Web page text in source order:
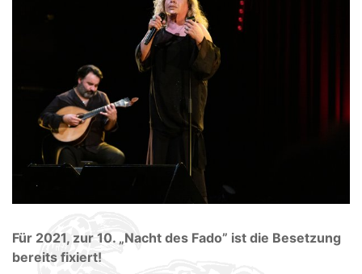
Für 2021, zur 10. „Nacht des Fado” ist die Besetzung
bereits fixiert!